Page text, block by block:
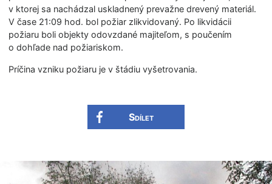
v ktorej sa nachádzal uskladnený prevažne drevený materiál.
V čase 21:09 hod. bol požiar zlikvidovaný. Po likvidácii
požiaru boli objekty odovzdané majiteľom, s poučením
o dohľade nad požiariskom.
Príčina vzniku požiaru je v štádiu vyšetrovania.
Sdílet